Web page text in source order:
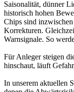
Saisonalität, dünner
historisch hohen
Chips sind
Korrekturen.
Warnsignale. So
Für Anleger steigen
hinschaut, läuft
In unserem aktuellen